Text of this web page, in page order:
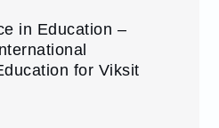
in Education –
for Viksit